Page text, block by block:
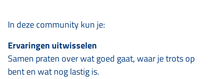
In deze community kun je:
Ervaringen uitwisselen
Samen praten over wat goed gaat, waar je trots op
bent en wat nog lastig is.